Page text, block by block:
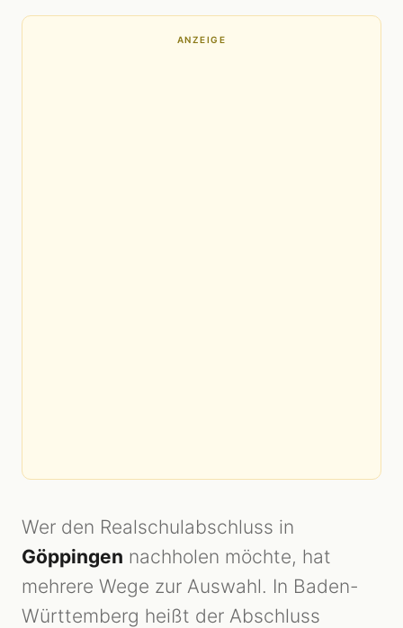
ANZEIGE
Wer den Realschulabschluss in
Göppingen nachholen möchte, hat
mehrere Wege zur Auswahl. In Baden-
Württemberg heißt der Abschluss